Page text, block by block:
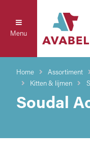
Menu
Home Assortiment
Kitten & lijmen
Soudal